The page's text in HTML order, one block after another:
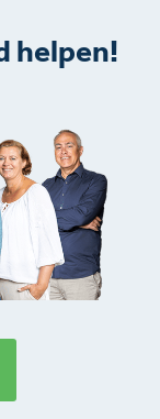
helpen!​